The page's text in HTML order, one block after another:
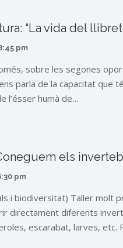
“La vida del
pm
sobre les segones
parla de la capacitat que
l’ésser humà de…
els
pm
i biodiversitat) Taller molt
directament diferents
escarabat, larves, etc.